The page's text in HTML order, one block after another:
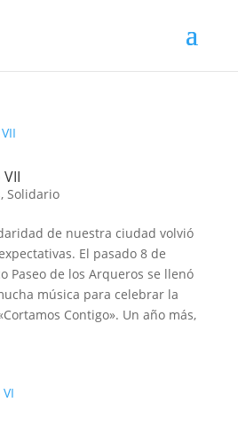
, Solidario
de nuestra ciudad volvió
El pasado 8 de
Paseo de los Arqueros se llenó
música para celebrar la
Contigo». Un año más,